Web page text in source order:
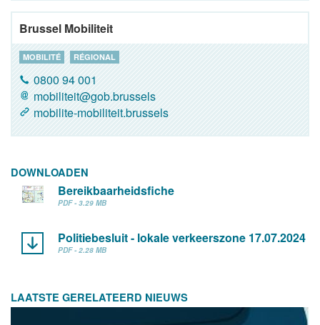
Brussel Mobiliteit
MOBILITÉ RÉGIONAL
0800 94 001
mobiliteit@gob.brussels
mobilite-mobiliteit.brussels
DOWNLOADEN
Bereikbaarheidsfiche
PDF - 3.29 MB
Politiebesluit - lokale verkeerszone 17.07.2024
PDF - 2.28 MB
LAATSTE GERELATEERD NIEUWS